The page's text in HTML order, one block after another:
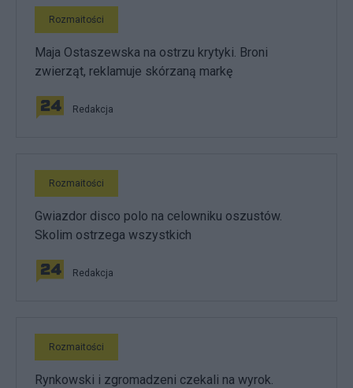
Rozmaitości
Maja Ostaszewska na ostrzu krytyki. Broni
zwierząt, reklamuje skórzaną markę
Redakcja
Rozmaitości
Gwiazdor disco polo na celowniku oszustów.
Skolim ostrzega wszystkich
Redakcja
Rozmaitości
Rynkowski i zgromadzeni czekali na wyrok.